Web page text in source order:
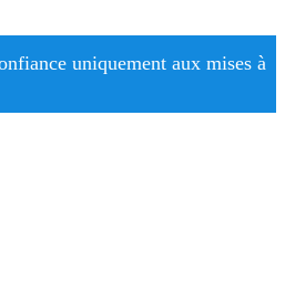
uniquement aux mises à